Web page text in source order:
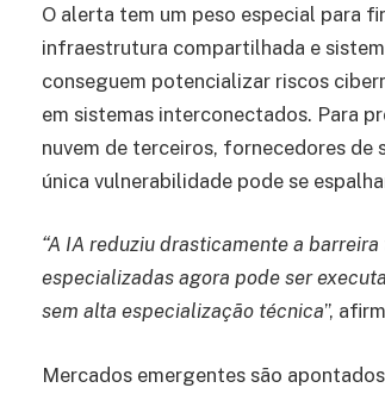
O alerta tem um peso especial para
infraestrutura compartilhada e
conseguem potencializar riscos
em sistemas interconectados. Para
nuvem de terceiros, fornecedores
única vulnerabilidade pode se
“A IA reduziu drasticamente a
especializadas agora pode ser
sem alta especialização técnica”,
Mercados emergentes são